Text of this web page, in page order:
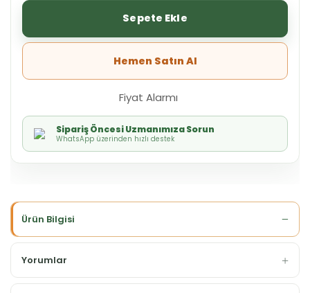
Sepete Ekle
Hemen Satın Al
Fiyat Alarmı
Sipariş Öncesi Uzmanımıza Sorun
WhatsApp üzerinden hızlı destek
Ürün Bilgisi
Yorumlar